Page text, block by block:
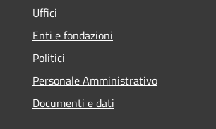
Uffici
Enti e fondazioni
Politici
Personale Amministrativo
Documenti e dati